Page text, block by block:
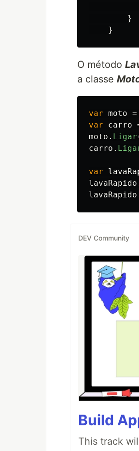
}
}
O método
a classe
var moto =
var
carro
moto . Ligar
carro .
var
lavaRapido
lavaRapido
DEV Community
Build
This track